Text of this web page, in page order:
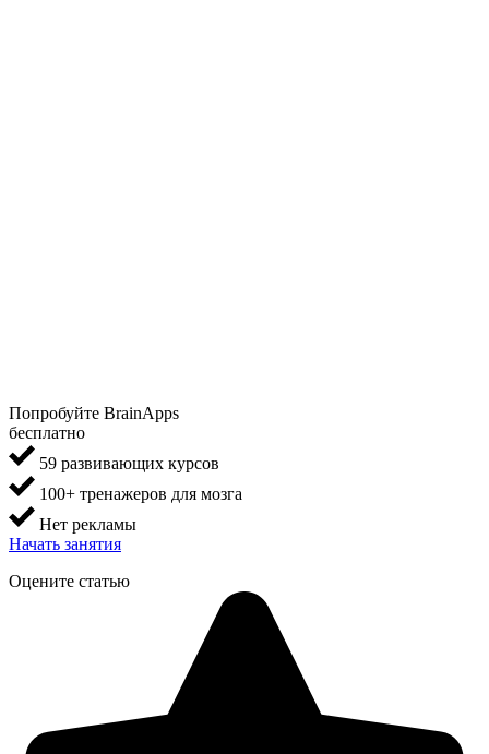
Попробуйте BrainApps
бесплатно
59 развивающих курсов
100+ тренажеров для мозга
Нет рекламы
Начать занятия
Оцените статью